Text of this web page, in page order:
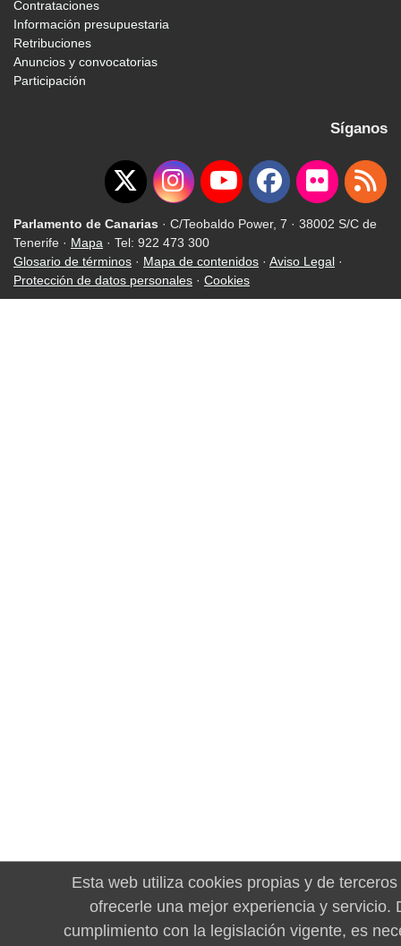
Contrataciones
Información presupuestaria
Retribuciones
Anuncios y convocatorias
Participación
Síganos
Parlamento de Canarias · C/Teobaldo Power, 7 · 38002 S/C de
Tenerife · Mapa · Tel: 922 473 300
Glosario de términos · Mapa de contenidos · Aviso Legal ·
Protección de datos personales · Cookies
Esta web utiliza cookies propias y de
ofrecerle una mejor experiencia y servicio.
cumplimiento con la legislación vigente, es